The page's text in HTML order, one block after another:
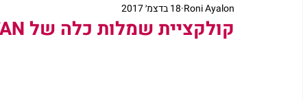
קולקציית שמלות כלה של BRURYA HARITAN
Roni Ayalon 18 בדצמ׳ 2017